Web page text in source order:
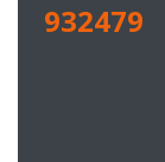
932479